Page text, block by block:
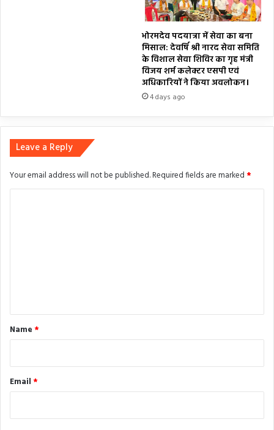
भोरमदेव पदयात्रा में सेवा का बना
मिसाल: देवर्षि श्री नारद सेवा समिति
के विशाल सेवा शिविर का गृह मंत्री
विजय शर्म कलेक्टर एसपी एवं
अधिकारियों ने किया अवलोकन।
4 days ago
Leave a Reply
Your email address will not be published.Required fields are marked *
*
Name *
Email *